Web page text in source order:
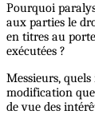
Pourquoi
aux parties le
en titres au
exécutées ?
Messieurs,
modification
de vue des